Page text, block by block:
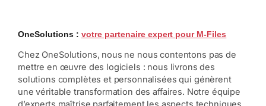
OneSolutions : votre partenaire expert pour M-Files
Chez OneSolutions, nous ne nous contentons pas de
mettre en œuvre des logiciels : nous livrons des
solutions complètes et personnalisées qui génèrent
une véritable transformation des affaires. Notre équipe